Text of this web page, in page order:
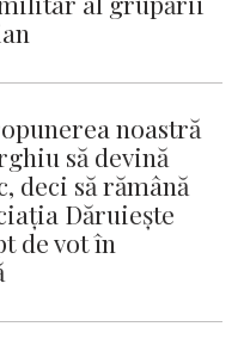
noastră
să devină
deci să rămână
Dăruieşte
de vot în